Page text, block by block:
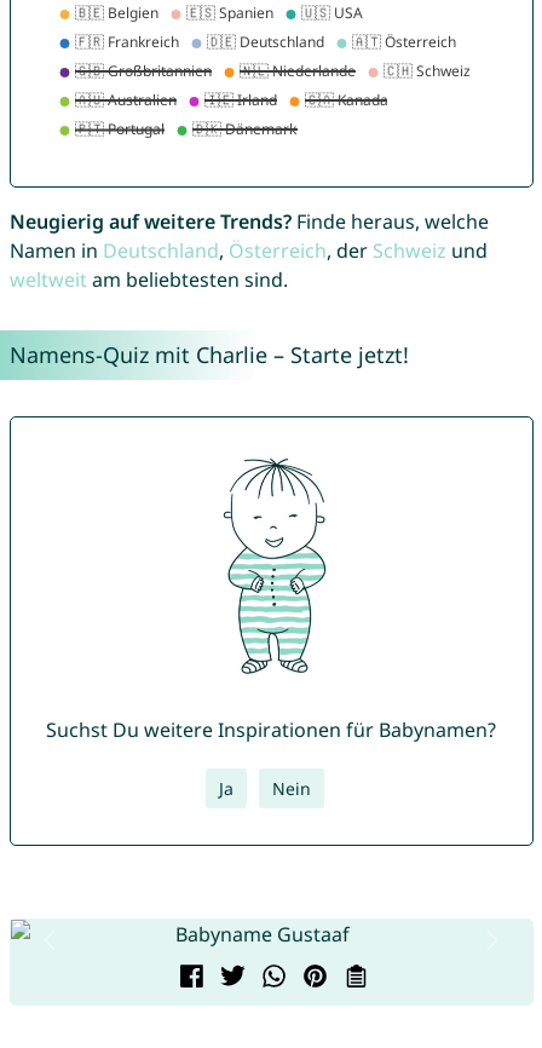
Neugierig auf weitere Trends?Finde heraus, welche
Namen in Deutschland, Österreich, der Schweiz und
weltweitam beliebtesten sind.
Namens-Quiz mit Charlie – Starte jetzt!
Suchst Du weitere Inspirationen für Babynamen?
Ja Nein